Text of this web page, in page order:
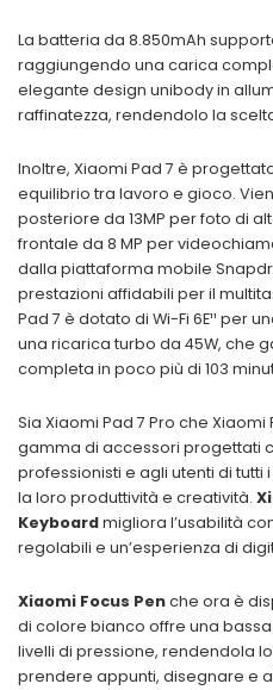
La batteria da 8.850mAh
raggiungendo una carica
elegante design unibody in
raffinatezza, rendendolo la
Inoltre, Xiaomi Pad 7 è
equilibrio tra lavoro e gioco.
posteriore da 13MP per foto di
frontale da 8 MP per
dalla piattaforma mobile
prestazioni affidabili per il
Pad 7 è dotato di Wi-Fi 6E¹¹ per
una ricarica turbo da 45W, che
completa in poco più di 103
Sia Xiaomi Pad 7 Pro che
gamma di accessori progettati
professionisti e agli utenti di
la loro produttività e creatività.
Keyboardmigliora l’usabilità
regolabili e un’esperienza di
Xiaomi Focus Penche ora è
di colore bianco offre una bassa
livelli di pressione, rendendola
prendere appunti, disegnare e